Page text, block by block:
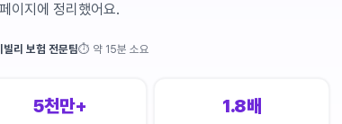
이지에 정리했어요.
빌리 보험 전문팀⏱ 약 15분 소요
5천만+ 1.8배